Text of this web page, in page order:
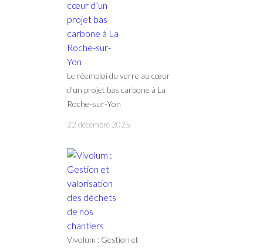
Le réemploi du verre au cœur
d’un projet bas carbone à La
Roche-sur-Yon
22 décembre 2025
Vivolum : Gestion et